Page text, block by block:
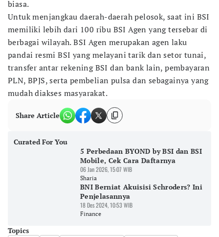
biasa.
Untuk menjangkau daerah-daerah pelosok, saat ini BSI
memiliki lebih dari 100 ribu BSI Agen yang tersebar di
berbagai wilayah. BSI Agen merupakan agen laku
pandai resmi BSI yang melayani tarik dan setor tunai,
transfer antar rekening BSI dan bank lain, pembayaran
PLN, BPJS, serta pembelian pulsa dan sebagainya yang
mudah diakses masyarakat.
Share Article
Curated For You
5 Perbedaan BYOND by BSI dan BSI
Mobile, Cek Cara Daftarnya
06 Jan 2026, 15:07 WIB
Sharia
BNI Berniat Akuisisi Schroders? Ini
Penjelasannya
18 Des 2024, 10:53 WIB
Finance
Topics